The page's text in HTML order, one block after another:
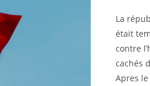
La
était
contre
cachés
Apres